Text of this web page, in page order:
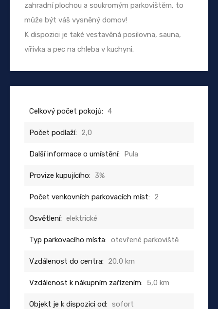
zahradní plochou a soukromým parkovištěm, to
může být váš vysněný domov!
K dispozici je také vestavěná posilovna, sauna,
vířivka a pec na chleba v kuchyni.
Celkový počet pokojů: 4
Počet podlaží: 2,0
Další informace o umístění: Pula
Provize kupujícího: 3%
Počet venkovních parkovacích míst: 2
Osvětlení: elektrické
Typ parkovacího místa: otevřené parkoviště
Vzdálenost do centra: 20,0 km
Vzdálenost k nákupním zařízením: 5,0 km
Objekt je k dispozici od: sofort